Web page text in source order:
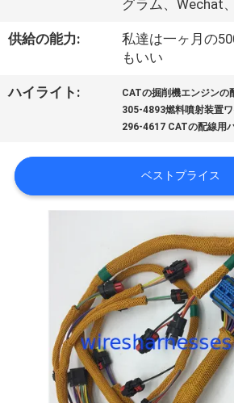
場
行
品
質
グラム、Wechat
供給の能力:
私達は一ヶ月の
もいい
ハイライト: CATの掘削機エンジンの
305-4893燃料噴射装置
296-4617 CATの配線用
ベストプライス